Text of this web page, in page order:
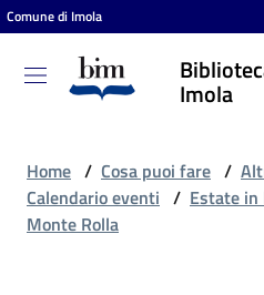
Vai al contenuto
Vai alla navigazione
Vai al footer
Comune di Imola
Imola
Biblioteca
comunale
Home / Cosa puoi fare /
Calendario eventi / Estate
Monte Rolla